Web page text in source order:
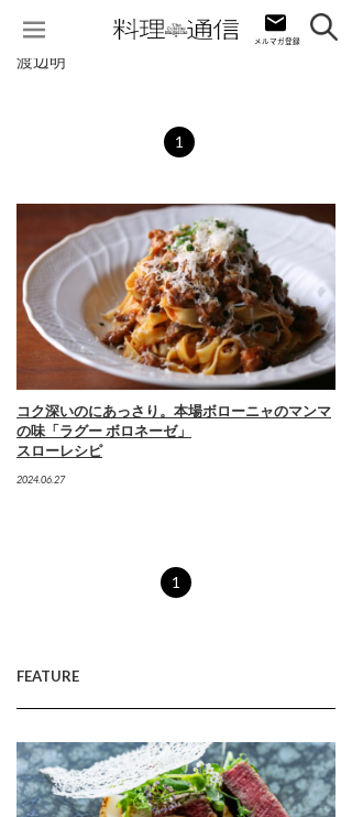
渡辺明
1
コク深いのにあっさり。本場ボローニャのマンマ
の味「ラグー ボロネーゼ」
スローレシピ
2024.06.27
1
FEATURE